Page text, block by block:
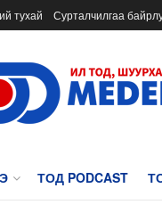
тухай Сурталчилгаа
ТОД PODCAST